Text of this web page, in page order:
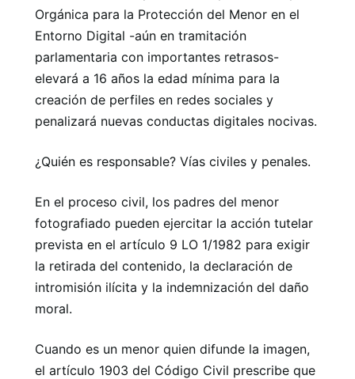
Orgánica para la Protección del Menor en el
Entorno Digital -aún en tramitación
parlamentaria con importantes retrasos-
elevará a 16 años la edad mínima para la
creación de perfiles en redes sociales y
penalizará nuevas conductas digitales nocivas.
¿Quién es responsable? Vías civiles y penales.
En el proceso civil, los padres del menor
fotografiado pueden ejercitar la acción tutelar
prevista en el artículo 9 LO 1/1982 para exigir
la retirada del contenido, la declaración de
intromisión ilícita y la indemnización del daño
moral.
Cuando es un menor quien difunde la imagen,
el artículo 1903 del Código Civil prescribe que